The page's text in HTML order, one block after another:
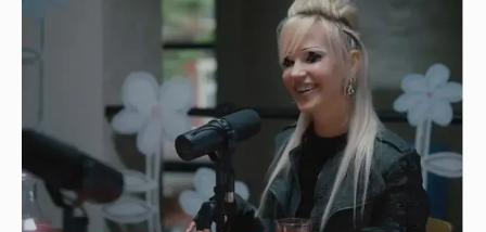
Певица Глюкоза рассказала о съёмках для
эротического журнала
3